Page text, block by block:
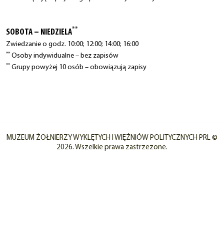
SOBOTA – NIEDZIELA**
Zwiedzanie o godz. 10:00; 12:00; 14:00; 16:00
** Osoby indywidualne – bez zapisów
** Grupy powyżej 10 osób – obowiązują zapisy
MUZEUM ŻOŁNIERZY WYKLĘTYCH I WIĘŹNIÓW POLITYCZNYCH PRL ©
2026. Wszelkie prawa zastrzeżone.